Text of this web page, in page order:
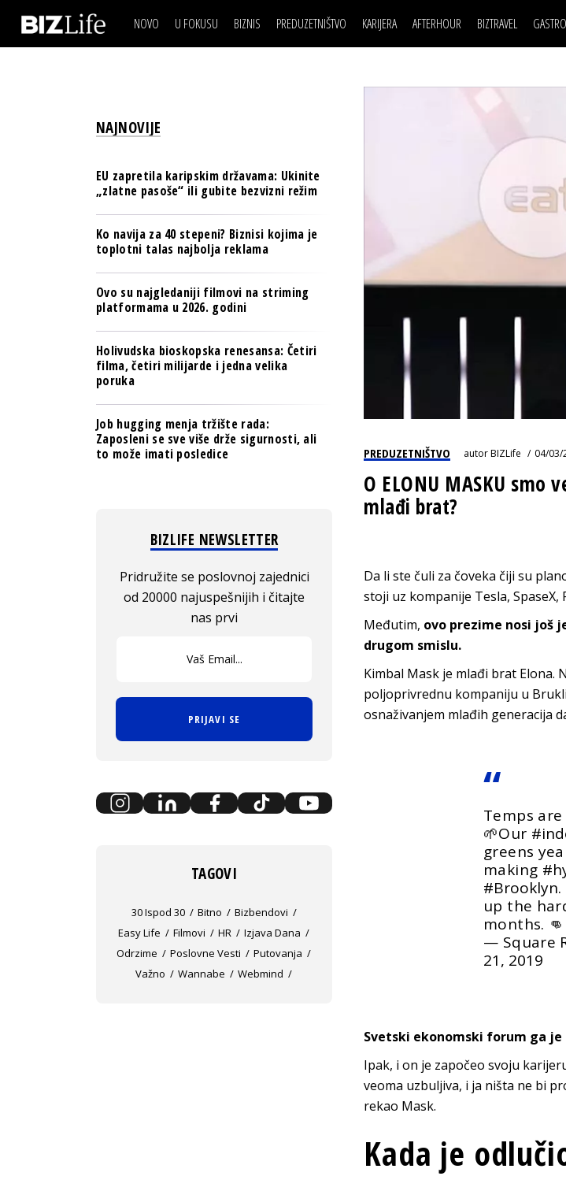
NOVO U FOKUSU BIZNIS
BANKE
OSIGURANJE
TECH I AI
BIZNIS & SPORT
PULS REGIONA
NOVO NA RAFU
PREDUZETNIŠTVO KARIJERA AFTERHOUR
WELLBEING
BIZTRAVEL
IZJAVA DANABIZNIS SCENA
BREND I KOMUNIKACIJE
OSIGURANJE
TECH I AI
PULS REGIONA
POSAO
MOJ UGAO
FILM I SCENA
AUTO SVET
PREDUZETNIŠTVO autorBIZLife 04/
O ELONU MASKU
mlađi brat?
Da li ste čuli za čoveka čiji su
stoji uz kompanije Tesla,
Međutim, ovo prezime nosi još
drugom smislu.
Kimbal Mask je mlađi brat Elona.
poljoprivrednu kompaniju u
osnaživanjem mlađih generacija
Temps
🌱Our
greens
making
#Brooklyn
up the
months. 👊
— Square
21, 2019
Svetski ekonomski forum ga
Ipak, i on je započeo svoju
veoma uzbuljiva, i ja ništa ne bi
rekao Mask.
Kada je
NAJNOVIJE
EU zapretila karipskim državama: Ukinite
„zlatne pasoše“ ili gubite bezvizni režim
Ko navija za 40 stepeni? Biznisi kojima je
toplotni talas najbolja reklama
Ovo su najgledaniji filmovi na striming
platformama u 2026. godini
Holivudska bioskopska renesansa: Četiri
filma, četiri milijarde i jedna velika
poruka
Job hugging menja tržište rada:
Zaposleni se sve više drže sigurnosti, ali
to može imati posledice
BIZLIFE NEWSLETTER
Pridružite se poslovnoj zajednici
od 20000 najuspešnijih i čitajte
nas prvi
PRIJAVI SE
TAGOVI
30 Ispod 30 Bitno
Bizbendovi
Easy Life
Filmovi HR
Izjava Dana
Odrzime
Poslovne Vesti
Putovanja
Važno
Wannabe Webmind